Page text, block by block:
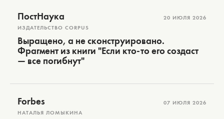
ПостНаука
ИЗДАТЕЛЬСТВО CORPUS
20 ИЮЛЯ 2026
Выращено, а не сконструировано.
Фрагмент из книги "Если кто-то его создаст
— все погибнут"
Forbes
НАТАЛЬЯ ЛОМЫКИНА
07 ИЮЛЯ 2026